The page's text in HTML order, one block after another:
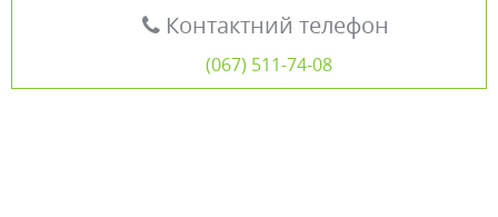
Контактний телефон
(067) 511-74-08